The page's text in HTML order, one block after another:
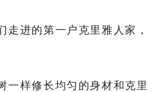
走进的第一户克里雅人家，
一样修长均匀的身材和克里